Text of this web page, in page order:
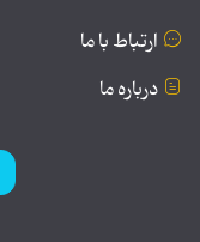
ارتباط با ما
درباره ما